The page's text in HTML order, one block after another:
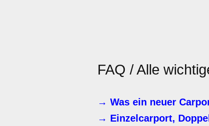
FAQ / Alle
→ Was ein neuer
→ Einzelcarport,